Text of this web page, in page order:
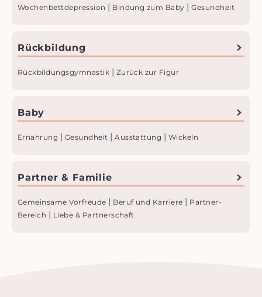
Wochenbettdepression | Bindung zum Baby |Gesundheit
Rückbildung
Rückbildungs­gymnastik | Zurück zur Figur
Baby
Ernährung | Gesundheit |Ausstattung | Wickeln
Partner & Familie
Gemeinsame Vorfreude | Beruf und Karriere | Partner-
Bereich | Liebe & Partnerschaft